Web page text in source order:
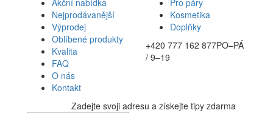
Akční nabídka
Nejprodávanější
Výprodej
Oblíbené produkty
Kvalita
FAQ
O nás
Kontakt
Pro páry
Kosmetika
Doplňky
+420 777 162 877PO–PÁ
/ 9–19
Zadejte svoji adresu a získejte tipy zdarma